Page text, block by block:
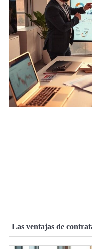
Las ventajas de